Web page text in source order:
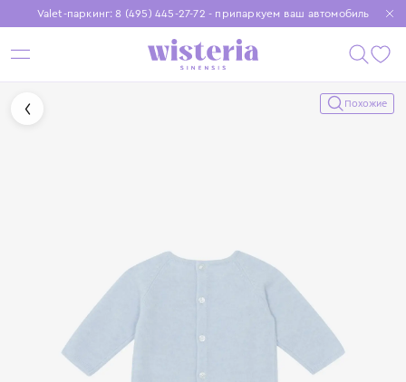
Valet-паркинг: 8 (495) 445-27-72 - припаркуем ваш автомобиль
Бесплатная доставка при заказе от 15 000 ₽
Установите приложение, чтобы покупки были еще удобнее
Похожие